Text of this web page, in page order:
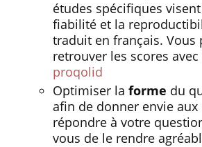
études spécifiques
fiabilité et la
traduit en français. Vous
retrouver les scores
proqolid
Optimiser la forme du
afin de donner envie aux
répondre à votre
vous de le rendre